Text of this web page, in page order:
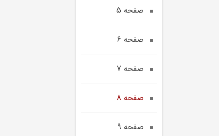
صفحه 5
صفحه 6
صفحه 7
صفحه 8
صفحه 9